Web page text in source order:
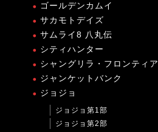
ゴールデンカムイ
サカモトデイズ
サムライ8 八丸伝
シティハンター
シャングリラ・フロンティア
ジャンケットバンク
ジョジョ
ジョジョ第1部
ジョジョ第2部